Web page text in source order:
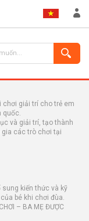
chơi giải trí cho trẻ em
và giải trí, tạo thành
gia các trò chơi tại
kiến thức và kỹ
bé khi chơi đùa.
– BA MẸ ĐƯỢC